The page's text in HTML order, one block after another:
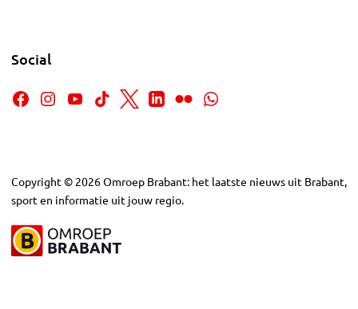
Social
Copyright © 2026Omroep Brabant: het laatste nieuws uit Brabant,
sport en informatie uit jouw regio.